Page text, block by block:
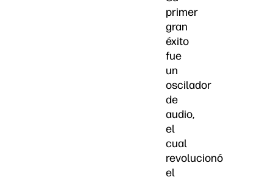
primer
gran
éxito
fue
un
oscilador
de
audio,
el
cual
revolucionó
el